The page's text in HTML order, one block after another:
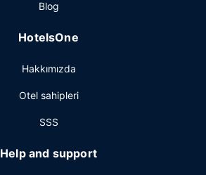
Blog
HotelsOne
Hakkımızda
Otel sahipleri
SSS
Help and support